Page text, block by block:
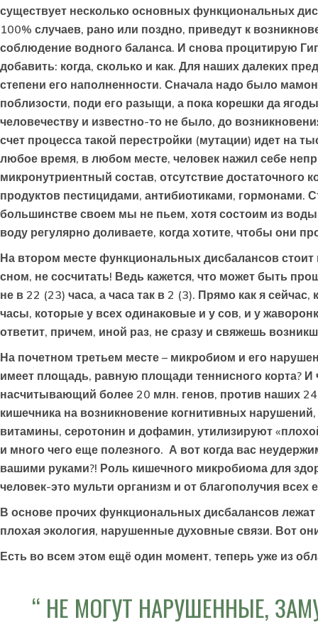
существует несколько основных функциональных
100% случаев, рано или поздно, приведут к
соблюдение водного баланса. И снова процитирую
добавить: когда, сколько и как. Для наших далеких
степени его наполненности. Сначала надо было
поблизости, поди его разыщи, а пока корешки да
человечеству и известно-то не было, до
счет процесса такой перестройки (мутации) идет на
любое время, в любом месте, человек нажил себе
микронутриентный состав, отсутствие достаточного
продуктов пестицидами, антибиотиками, гормонами.
большинстве своем мы не пьем, хотя состоим из
воду регулярно доливаете, когда хотите, чтобы они
На втором месте функциональных дисбалансов
сном, не сосчитать! Ведь кажется, что может быть
не в 22 (23) часа, а часа так в 2 (3). Прямо как я
часы, которые у всех одинаковые и у сов, и у
ответит, причем, иной раз, не сразу и свяжешь
На почетном третьем месте – микробиом и его
имеет площадь, равную площади теннисного корта?
насчитывающий более 20 млн. генов, против наших
кишечника на возникновение когнитивных
витамины, серотонин и дофамин, утилизируют
и много чего еще полезного. А вот когда вас
вашими руками?! Роль кишечного микробиома для
человек-это мульти организм и от благополучия всех
В основе прочих функциональных дисбалансов лежат
плохая экология, нарушенные духовные связи. Вот
Есть во всем этом ещё один момент, теперь уже из
НЕ МОГУТ НАРУШЕННЫЕ,